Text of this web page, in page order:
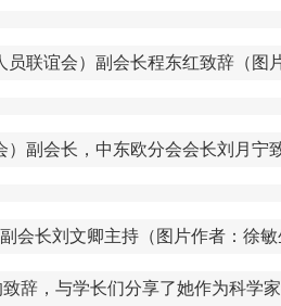
员联谊会）副会长程东红致辞 （图
）副会长，中东欧分会会长刘月宁
会长刘文卿主持 （图片作者：徐敏
辞，与学长们分享了她作为科学